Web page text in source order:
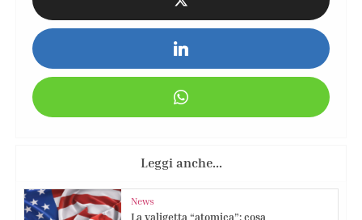
Leggi anche...
News
La valigetta “atomica”: cosa